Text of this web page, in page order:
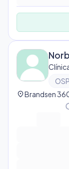
location_on